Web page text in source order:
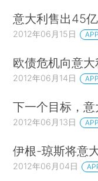
意大利售出45
2012年06月15日
欧债危机向意大
2012年06月14日
下一个目标，意
2012年06月13日
伊根-琼斯将意
2012年06月04日